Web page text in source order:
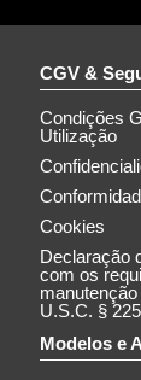
CGV &
Condições
Utilização
Cookies
Declaração
com os
U.S.C. §
Modelos e